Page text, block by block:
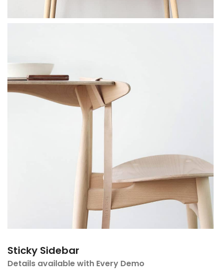
Sticky Sidebar
Details available with Every Demo